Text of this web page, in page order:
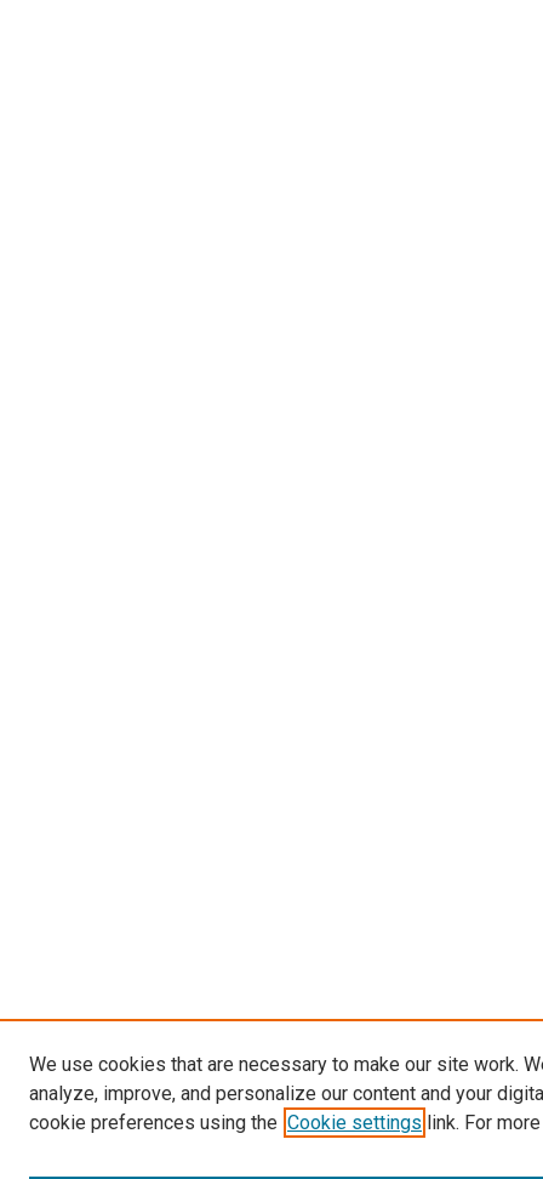
We use cookies that are necessary to make our site work.
analyze, improve, and personalize our content and your
cookie preferences using the Cookie settings link. For